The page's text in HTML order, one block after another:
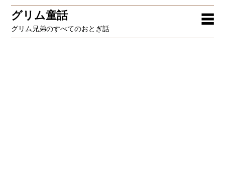
☰
グリム童話
グリム兄弟のすべてのおとぎ話